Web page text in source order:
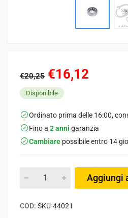
€20,25 €16,12
Disponibile
Ordinato prima delle 16:00,
Fino a 2 anni garanzia
Cambiare possibile entro 14
Aggiungi
COD: SKU-44021